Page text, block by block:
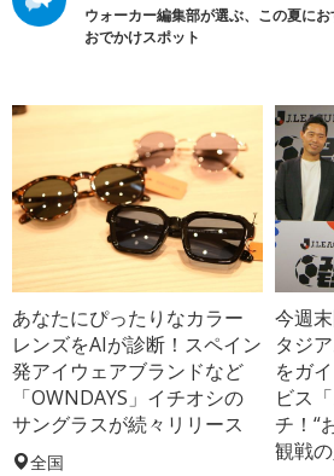
ウォーカー編集部が選ぶ、この夏に
おでかけスポット
あなたにぴったりなカラー
レンズをAIが診断！スペイン
発アイウェアブランドなど
「OWNDAYS」イチオシの
サングラスが続々リリース
全国
今週
タジ
をガ
ビス
チ！“
観戦